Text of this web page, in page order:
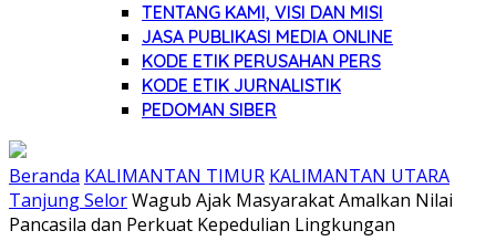
TENTANG KAMI, VISI DAN MISI
JASA PUBLIKASI MEDIA ONLINE
KODE ETIK PERUSAHAN PERS
KODE ETIK JURNALISTIK
PEDOMAN SIBER
Beranda KALIMANTAN TIMUR KALIMANTAN UTARA
Tanjung SelorWagub Ajak Masyarakat Amalkan Nilai
Pancasila dan Perkuat Kepedulian Lingkungan